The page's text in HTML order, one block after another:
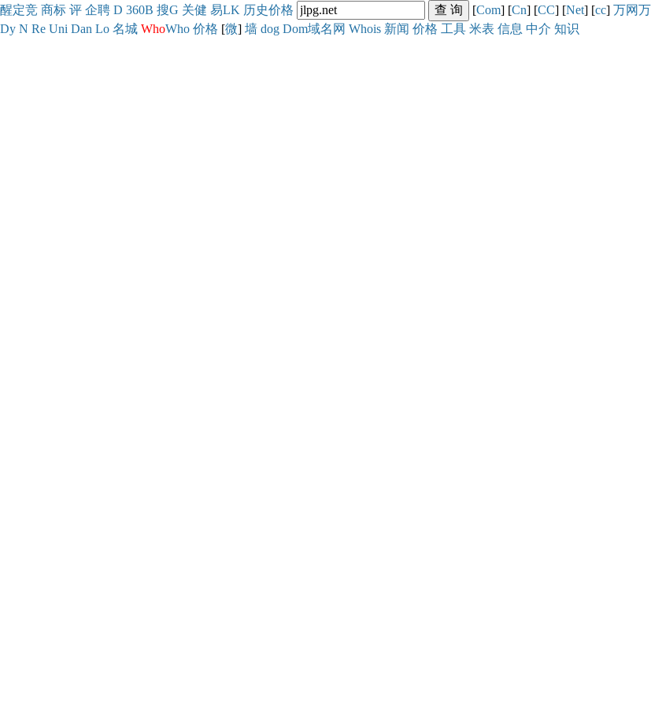
醒定竞 商标 评 企聘 D 360B 搜G 关健 易LK 历史价格 [Com] [Cn] [CC] [Net] [cc] 万网
Dy N Re Uni Dan Lo 名城 WhoWho 价格 [微] 墙 dog Dom域名网 Whois 新闻 价格 工具 米表 信息 中介 知识